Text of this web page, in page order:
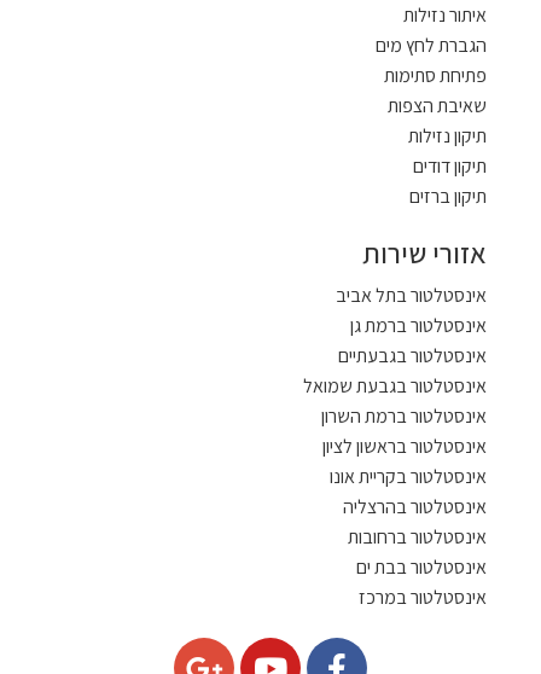
איתור נזילות
הגברת לחץ מים
פתיחת סתימות
שאיבת הצפות
תיקון נזילות
תיקון דודים
תיקון ברזים
אזורי שירות
אינסטלטור בתל אביב
אינסטלטור ברמת גן
אינסטלטור בגבעתיים
אינסטלטור בגבעת שמואל
אינסטלטור ברמת השרון
אינסטלטור בראשון לציון
אינסטלטור בקריית אונו
אינסטלטור בהרצליה
אינסטלטור ברחובות
אינסטלטור בבת ים
אינסטלטור במרכז